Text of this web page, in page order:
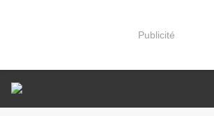
Publicité